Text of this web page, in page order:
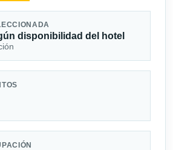
disponibilidad del hotel